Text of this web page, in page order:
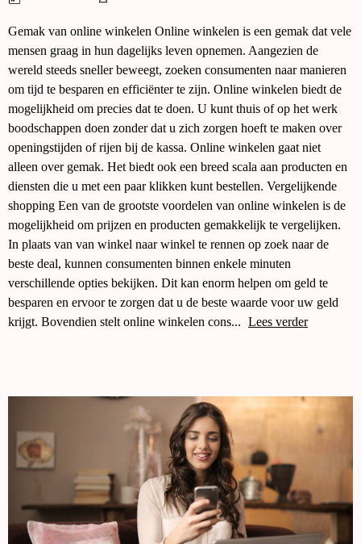
Gemak van online winkelen Online winkelen is een gemak dat vele
mensen graag in hun dagelijks leven opnemen. Aangezien de
wereld steeds sneller beweegt, zoeken consumenten naar manieren
om tijd te besparen en efficiënter te zijn. Online winkelen biedt de
mogelijkheid om precies dat te doen. U kunt thuis of op het werk
boodschappen doen zonder dat u zich zorgen hoeft te maken over
openingstijden of rijen bij de kassa. Online winkelen gaat niet
alleen over gemak. Het biedt ook een breed scala aan producten en
diensten die u met een paar klikken kunt bestellen. Vergelijkende
shopping Een van de grootste voordelen van online winkelen is de
mogelijkheid om prijzen en producten gemakkelijk te vergelijken.
In plaats van van winkel naar winkel te rennen op zoek naar de
beste deal, kunnen consumenten binnen enkele minuten
verschillende opties bekijken. Dit kan enorm helpen om geld te
besparen en ervoor te zorgen dat u de beste waarde voor uw geld
krijgt. Bovendien stelt online winkelen cons... Lees verder